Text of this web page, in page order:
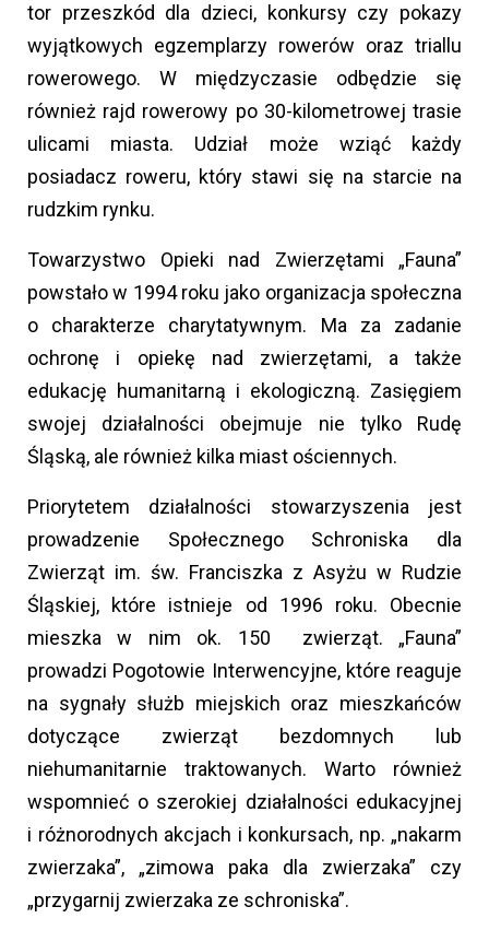
tor przeszkód dla dzieci, konkursy czy pokazy
wyjątkowych egzemplarzy rowerów oraz triallu
rowerowego. W międzyczasie odbędzie się
również rajd rowerowy po 30-kilometrowej trasie
ulicami miasta. Udział może wziąć każdy
posiadacz roweru, który stawi się na starcie na
rudzkim rynku.
Towarzystwo Opieki nad Zwierzętami „Fauna”
powstało w 1994 roku jako organizacja społeczna
o charakterze charytatywnym. Ma za zadanie
ochronę i opiekę nad zwierzętami, a także
edukację humanitarną i ekologiczną. Zasięgiem
swojej działalności obejmuje nie tylko Rudę
Śląską, ale również kilka miast ościennych.
Priorytetem działalności stowarzyszenia jest
prowadzenie Społecznego Schroniska dla
Zwierząt im. św. Franciszka z Asyżu w Rudzie
Śląskiej, które istnieje od 1996 roku. Obecnie
mieszka w nim ok. 150 zwierząt. „Fauna”
prowadzi Pogotowie Interwencyjne, które reaguje
na sygnały służb miejskich oraz mieszkańców
dotyczące zwierząt bezdomnych lub
niehumanitarnie traktowanych. Warto również
wspomnieć o szerokiej działalności edukacyjnej
i różnorodnych akcjach i konkursach, np. „nakarm
zwierzaka”, „zimowa paka dla zwierzaka” czy
„przygarnij zwierzaka ze schroniska”.